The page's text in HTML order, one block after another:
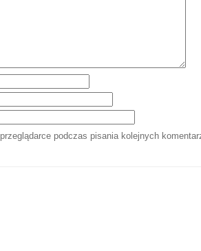
podczas pisania kolejnych